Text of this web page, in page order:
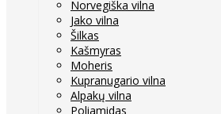
Norvegiška vilna
Jako vilna
Šilkas
Kašmyras
Moheris
Kupranugario vilna
Alpakų vilna
Poliamidas